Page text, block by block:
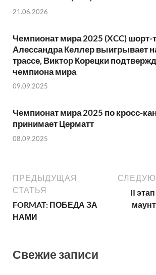
21.06.2026
Чемпионат мира 2025 (XCC) шорт-
Алессандра Келлер выигрывает
трассе, Виктор Корецки
чемпиона мира
09.09.2025
Чемпионат мира 2025 по кросс-
принимает Церматт
08.09.2025
ПРЕДЫДУЩАЯ
СТАТЬЯ
FORMAT: ПОБЕДА ЗА
НАМИ
II
Свежие записи